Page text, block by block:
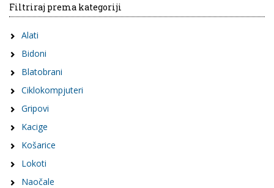
Filtriraj prema kategoriji
Alati
Bidoni
Blatobrani
Ciklokompjuteri
Gripovi
Kacige
Košarice
Lokoti
Naočale